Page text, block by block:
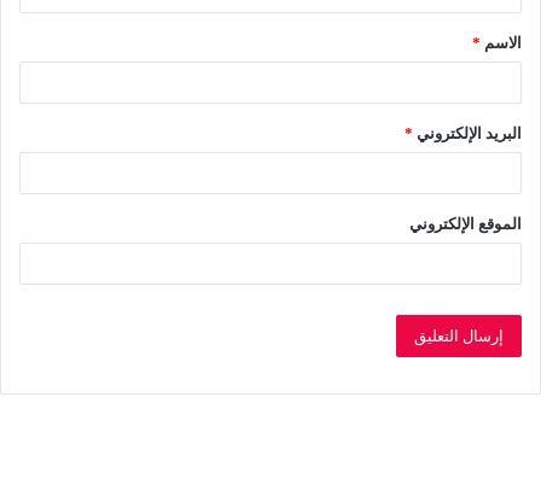
ق
*الاسم *
البريد الإلكتروني *
الموقع الإلكتروني